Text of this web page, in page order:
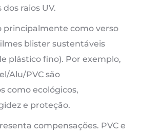
raios UV.
principalmente como verso
blister sustentáveis
plástico fino). Por exemplo,
Alu/PVC são
como ecológicos,
e proteção.
compensações. PVC e